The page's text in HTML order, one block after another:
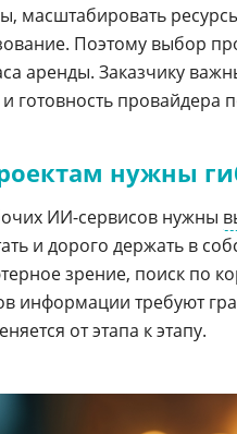
масштабировать
Поэтому выбор
аренды. Заказчику
и готовность
нужны
ИИ-сервисов нужны
и дорого держать в
зрение, поиск по
информации требуют
от этапа к этапу.